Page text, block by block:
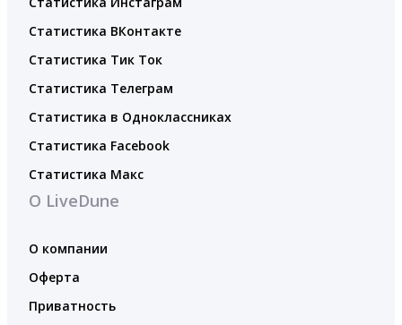
Статистика ВКонтакте
Статистика Тик Ток
Статистика Телеграм
Статистика в Одноклассниках
Статистика Facebook
Статистика Макс
О LiveDune
О компании
Оферта
Приватность